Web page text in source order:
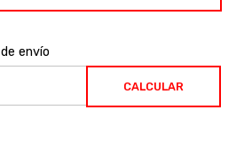
envío
CALCULAR